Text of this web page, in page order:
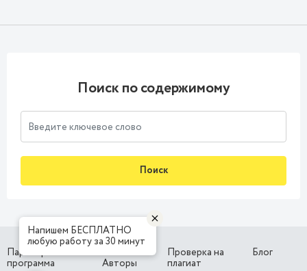
Поиск по содержимому
Поиск
Партнерская
программа
Наши
Авторы
Проверка на
плагиат
Блог
Напишем БЕСПЛАТНО
любую работу за 30 минут